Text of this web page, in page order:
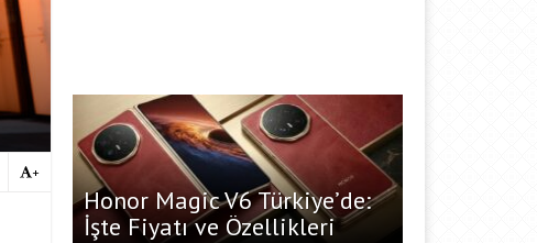
+
Honor Magic V6 Türkiye’de:
İşte Fiyatı ve Özellikleri